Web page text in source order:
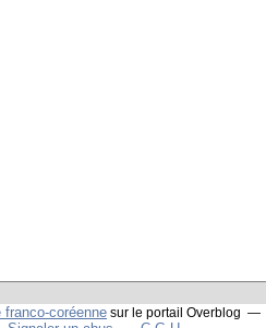
coréenne sur le portail Overblog